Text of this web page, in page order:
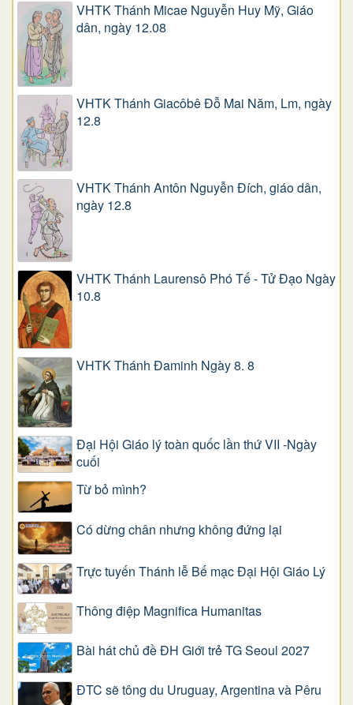
VHTK Thánh Micae Nguyễn Huy Mỹ, Giáo
dân, ngày 12.08
VHTK Thánh Giacôbê Ðỗ Mai Năm, Lm, ngày
12.8
VHTK Thánh Antôn Nguyễn Ðích, giáo dân,
ngày 12.8
VHTK Thánh Laurensô Phó Tế - Tử Đạo Ngày
10.8
VHTK Thánh Đaminh Ngày 8. 8
Đại Hội Giáo lý toàn quốc lần thứ VII -Ngày
cuối
Từ bỏ mình?
Có dừng chân nhưng không đứng lại
Trực tuyến Thánh lễ Bế mạc Đại Hội Giáo Lý
Thông điệp Magnifica Humanitas
Bài hát chủ đề ĐH Giới trẻ TG Seoul 2027
ĐTC sẽ tông du Uruguay, Argentina và Pêru